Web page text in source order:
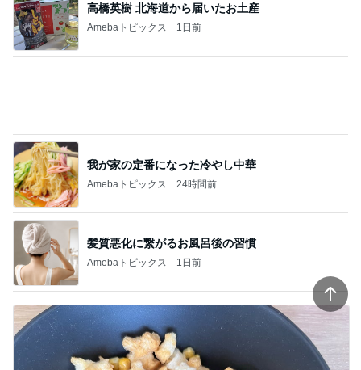
高橋英樹 北海道から届いたお土産
Amebaトピックス 1日前
髪質悪化に繋がるお風呂後の習慣
Amebaトピックス 1日前